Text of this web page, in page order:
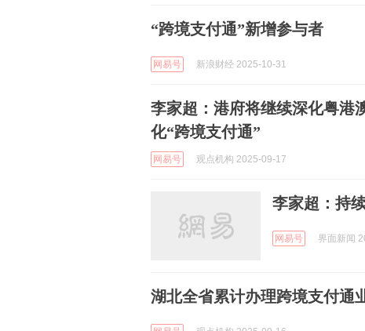
“跨境支付通”新增参与者
网易号 新浪财经 2025-10-31
李家超：港府将继续深化粤港
化“跨境支付通”
网易号 观点机构 2025-09-17
李家超：持
网易号 界面新闻
湖北全省累计办理跨境支付通